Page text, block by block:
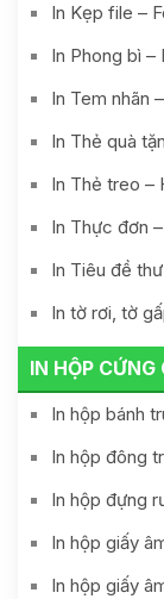
In Kẹp file –
In Phong bì –
In Tem nhãn
In Thẻ quà
In Thẻ treo –
In Thực đơn
In Tiêu đề
In tờ rơi, tờ
IN HỘP CỨNG
In hộp bánh
In hộp đông
In hộp đựng
In hộp giấy
In hộp giấy